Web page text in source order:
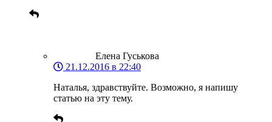
Елена Гуськова
21.12.2016 в 22:40
Наталья, здравствуйте. Возможно, я напишу
статью на эту тему.